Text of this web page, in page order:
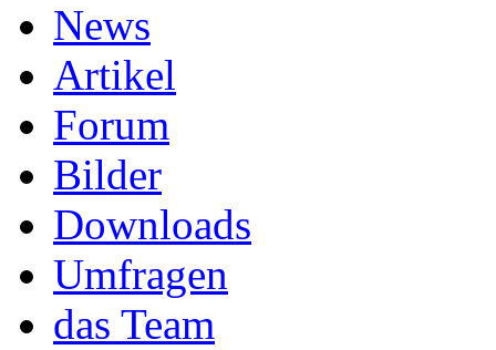
News
Artikel
Forum
Bilder
Downloads
Umfragen
das Team